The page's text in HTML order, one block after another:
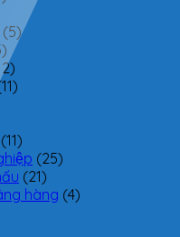
(5)
(11)
(25)
(21)
hàng (4)